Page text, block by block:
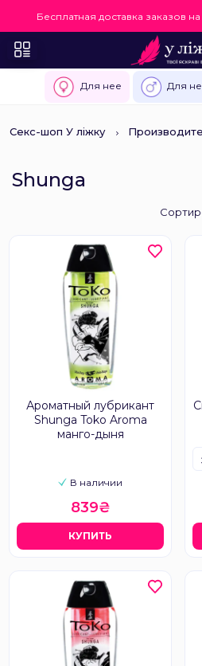
Бесплатная доставка заказов
Для нее Для
Секс-шоп У ліжку
Shunga
Ароматный лубрикант
Shunga Toko Aroma
манго-дыня
В наличии
839₴
КУПИТЬ